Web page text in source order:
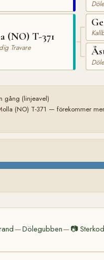
(NO) T-371
Travare
gång (linjeavel)
(NO) T-371 — förekommer
—Dölegubben— 📷